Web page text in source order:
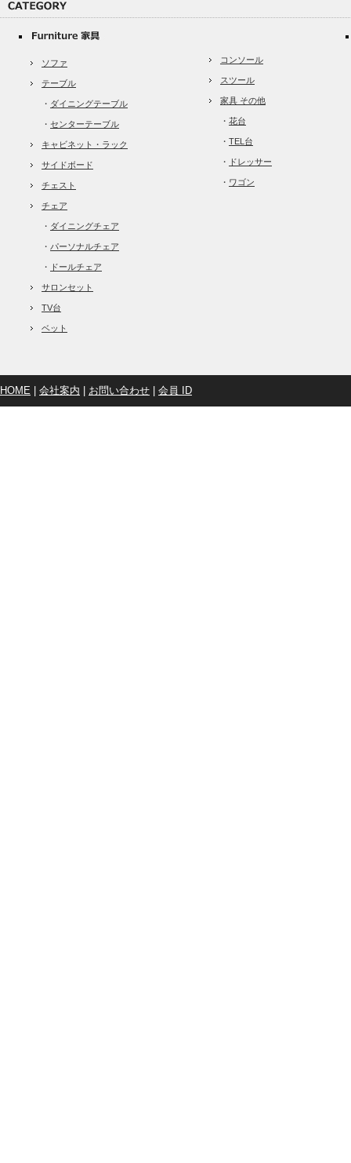
ソファ
テーブル
・ ダイニングテーブル
・ センターテーブル
キャビネット・ラック
サイドボード
チェスト
チェア
・ ダイニングチェア
・ パーソナルチェア
・ ドールチェア
サロンセット
TV台
ベット
コンソール
スツール
家具 その他
・ 花台
・ TEL台
・ ドレッサー
・ ワゴン
HOME 会社案内 お問い合わせ 会員 ID